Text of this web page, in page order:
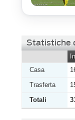
Statistiche
Casa
Trasferta
Totali